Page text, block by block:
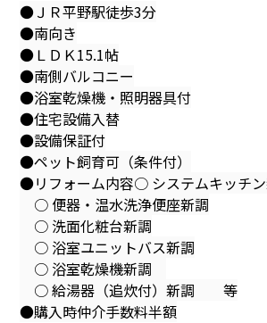
●ＪＲ平野駅徒歩3分
●南向き
●ＬＤＫ15.1帖
●南側バルコニー
●浴室乾燥機・照明器具付
●住宅設備入替
●設備保証付
●ペット飼育可（条件付）
●リフォーム内容○ システムキッチ
○ 便器・温水洗浄便座新調
○ 洗面化粧台新調
○ 浴室ユニットバス新調
○ 浴室乾燥機新調
○ 給湯器（追炊付）新調 等
●購入時仲介手数料半額